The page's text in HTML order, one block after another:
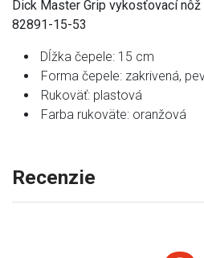
Dick Master Grip vykosťovací nôž
82891-15-53
Dĺžka čepele: 15 cm
Forma čepele: zakrivená,
Rukoväť: plastová
Farba rukoväte: oranžová
Recenzie